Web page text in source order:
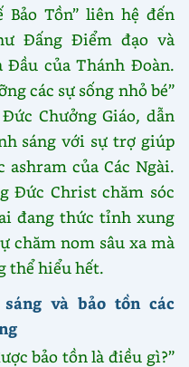
Tồn” liên hệ đến
Đấng Điểm đạo và
của Thánh Đoàn.
các sự sống nhỏ bé”
Chưởng Giáo, dẫn
sáng với sự trợ giúp
ashram của Các Ngài.
Đức Christ chăm sóc
đang thức tỉnh xung
chăm nom sâu xa mà
thể hiểu hết.
và bảo tồn các
bảo tồn là điều gì?”